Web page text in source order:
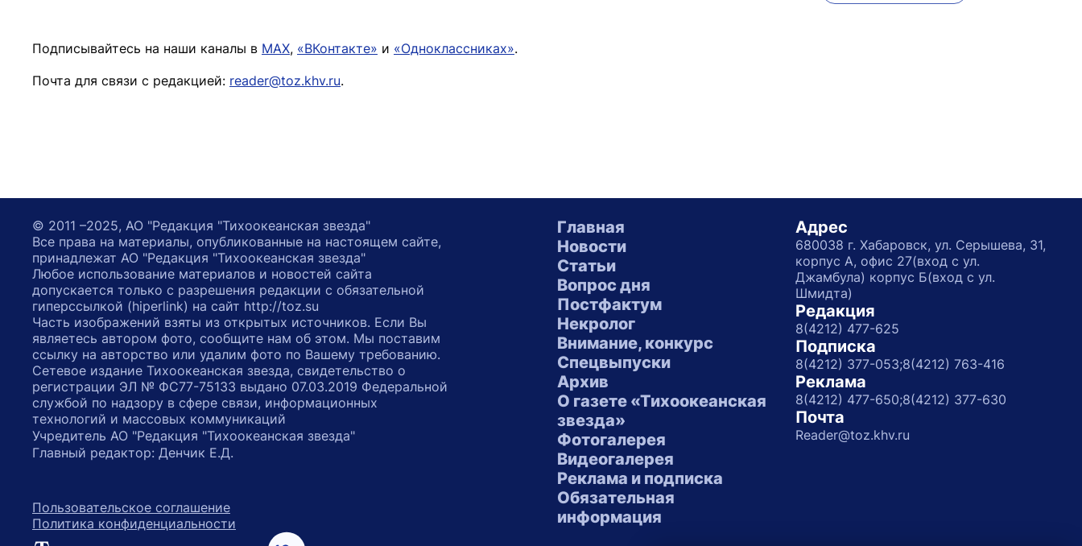
Подписывайтесь на наши каналы в MAX, «ВКонтакте» и «Одноклассниках».
Почта для связи с редакцией: reader@toz.khv.ru.
Главная
Новости
Статьи
Вопрос дня
Постфактум
Некролог
Внимание, конкурс
Спецвыпуски
Архив
О газете «Тихоокеанская
звезда»
Фотогалерея
Видеогалерея
Реклама и подписка
Обязательная
информация
Адрес
680038 г. Хабаровск, ул. Серышева, 31,
корпус А, офис 27(вход с ул.
Джамбула) корпус Б(вход с ул.
Шмидта)
Редакция
8(4212) 477-625
Подписка
8(4212) 377-053;8(4212) 763-416
Реклама
8(4212) 477-650;8(4212) 377-630
Почта
Reader@toz.khv.ru
© 2011 –2025, АО "Редакция "Тихоокеанская звезда"
Все права на материалы, опубликованные на настоящем сайте,
принадлежат АО "Редакция "Тихоокеанская звезда"
Любое использование материалов и новостей сайта
допускается только с разрешения редакции с обязательной
гиперссылкой (hiperlink) на сайт http://toz.su
Часть изображений взяты из открытых источников. Если Вы
являетесь автором фото, сообщите нам об этом. Мы поставим
ссылку на авторство или удалим фото по Вашему требованию.
Сетевое издание Тихоокеанская звезда, свидетельство о
регистрации ЭЛ № ФС77-75133 выдано 07.03.2019 Федеральной
службой по надзору в сфере связи, информационных
технологий и массовых коммуникаций
Учредитель АО "Редакция "Тихоокеанская звезда"
Главный редактор: Денчик Е.Д.
Пользовательское соглашение
Политика конфиденциальности